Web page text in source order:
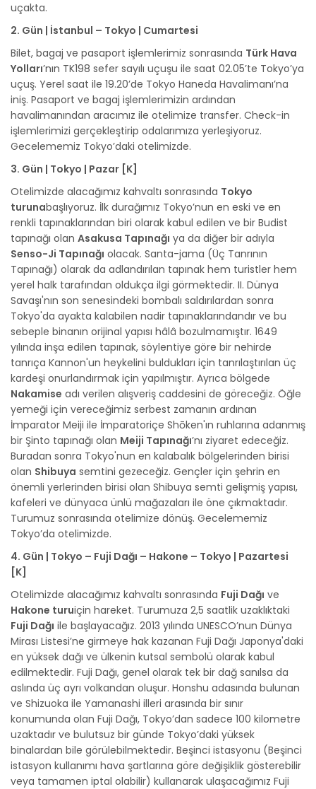
uçakta.
2. Gün | İstanbul – Tokyo | Cumartesi
Bilet, bagaj ve pasaport işlemlerimiz sonrasında Türk Hava
Yolları’nın TK198 sefer sayılı uçuşu ile saat 02.05’te Tokyo’ya
uçuş. Yerel saat ile 19.20’de Tokyo Haneda Havalimanı’na
iniş. Pasaport ve bagaj işlemlerimizin ardından
havalimanından aracımız ile otelimize transfer. Check-in
işlemlerimizi gerçekleştirip odalarımıza yerleşiyoruz.
Gecelememiz Tokyo’daki otelimizde.
3. Gün | Tokyo | Pazar [K]
Otelimizde alacağımız kahvaltı sonrasında Tokyo
turunabaşlıyoruz. İlk durağımız Tokyo’nun en eski ve en
renkli tapınaklarından biri olarak kabul edilen ve bir Budist
tapınağı olan Asakusa Tapınağı ya da diğer bir adıyla
Senso-Ji Tapınağı olacak. Santa-jama (Üç Tanrının
Tapınağı) olarak da adlandırılan tapınak hem turistler hem
yerel halk tarafından oldukça ilgi görmektedir. II. Dünya
Savaşı'nın son senesindeki bombalı saldırılardan sonra
Tokyo'da ayakta kalabilen nadir tapınaklarındandır ve bu
sebeple binanın orijinal yapısı hâlâ bozulmamıştır. 1649
yılında inşa edilen tapınak, söylentiye göre bir nehirde
tanrıça Kannon'un heykelini buldukları için tanrılaştırılan üç
kardeşi onurlandırmak için yapılmıştır. Ayrıca bölgede
Nakamise adı verilen alışveriş caddesini de göreceğiz. Öğle
yemeği için vereceğimiz serbest zamanın ardınan
İmparator Meiji ile İmparatoriçe Shōken'ın ruhlarına adanmış
bir Şinto tapınağı olan Meiji Tapınağı’nı ziyaret edeceğiz.
Buradan sonra Tokyo'nun en kalabalık bölgelerinden birisi
olan Shibuya semtini gezeceğiz. Gençler için şehrin en
önemli yerlerinden birisi olan Shibuya semti gelişmiş yapısı,
kafeleri ve dünyaca ünlü mağazaları ile öne çıkmaktadır.
Turumuz sonrasında otelimize dönüş. Gecelememiz
Tokyo’da otelimizde.
4. Gün | Tokyo – Fuji Dağı – Hakone – Tokyo | Pazartesi
[K]
Otelimizde alacağımız kahvaltı sonrasında Fuji Dağı ve
Hakone turuiçin hareket. Turumuza 2,5 saatlik uzaklıktaki
Fuji Dağı ile başlayacağız. 2013 yılında UNESCO’nun Dünya
Mirası Listesi’ne girmeye hak kazanan Fuji Dağı Japonya'daki
en yüksek dağı ve ülkenin kutsal sembolü olarak kabul
edilmektedir. Fuji Dağı, genel olarak tek bir dağ sanılsa da
aslında üç ayrı volkandan oluşur. Honshu adasında bulunan
ve Shizuoka ile Yamanashi illeri arasında bir sınır
konumunda olan Fuji Dağı, Tokyo’dan sadece 100 kilometre
uzaktadır ve bulutsuz bir günde Tokyo’daki yüksek
binalardan bile görülebilmektedir. Beşinci istasyonu (Beşinci
istasyon kullanımı hava şartlarına göre değişiklik gösterebilir
veya tamamen iptal olabilir) kullanarak ulaşacağımız Fuji